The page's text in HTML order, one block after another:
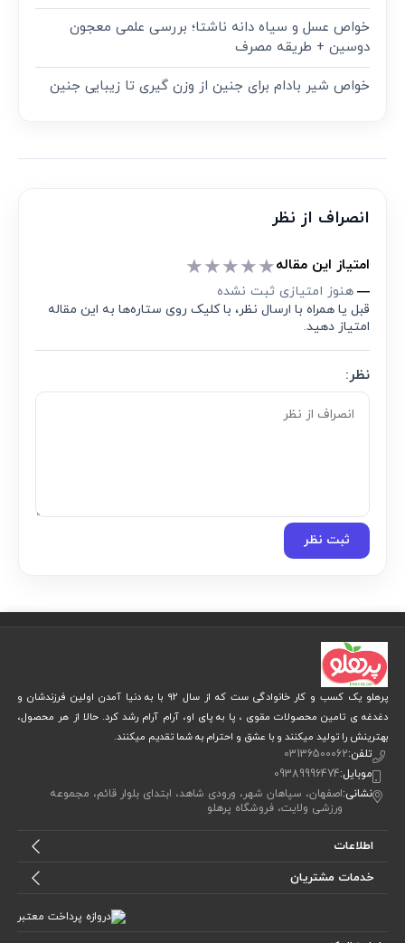
خواص عسل و سیاه دانه ناشتا؛ بررسی علمی معجون
دوسین + طریقه مصرف
خواص شیر بادام برای جنین از وزن گیری تا زیبایی جنین
انصراف از نظر
امتیاز این مقاله★
★
★
★
★
— هنوز امتیازی ثبت نشده
قبل یا همراه با ارسال نظر، با کلیک روی ستاره‌ها به این مقاله
امتیاز دهید.
نظر:
ثبت نظر
پرهلو یک کسب و کار خانوادگی ست که از سال 92 با به دنیا آمدن اولین فرزندشان و
دغدغه ی تامین محصولات مقوی ، پا به پای او، آرام آرام رشد کرد. حالا از هر محصول،
بهترینش را تولید میکنند و با عشق و احترام به شما تقدیم میکنند.
تلفن:03136500062
موبایل:09389996474
نشانی:اصفهان، سپاهان شهر، ورودی شاهد، ابتدای بلوار قائم، مجموعه
ورزشی ولایت، فروشگاه پرهلو
اطلاعات
خدمات مشتریان